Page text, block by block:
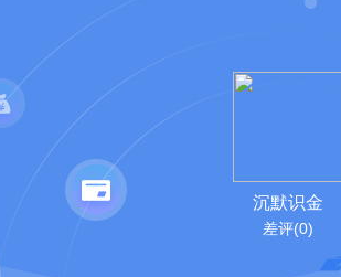
沉默识金
差评(0)